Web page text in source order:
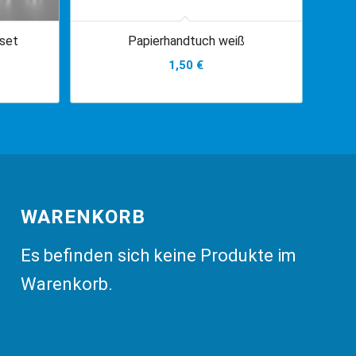
Papierhandtuch weiß
1,50 €
WARENKORB
Es befinden sich keine Produkte im
Warenkorb.